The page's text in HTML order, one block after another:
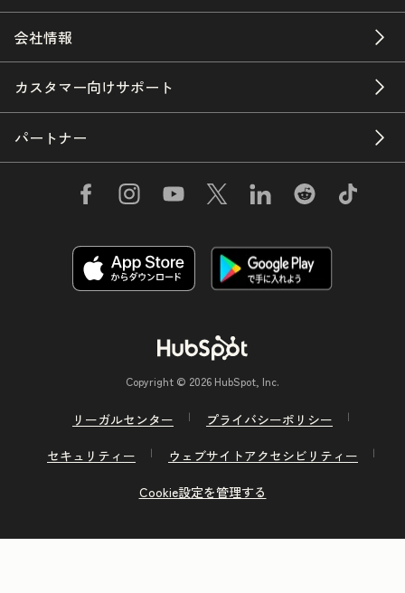
会社情報
カスタマー向けサポート
パートナー
Copyright © 2026 HubSpot, Inc.
リーガルセンター
プライバシーポリシー
セキュリティー
ウェブサイトアクセシビリティー
Cookie設定を管理する